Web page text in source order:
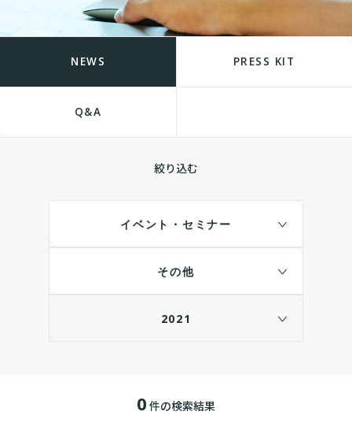
NEWS PRESS KIT
Q&A
絞り込む
イベント・セミナー
その他
2021
0 件の検索結果